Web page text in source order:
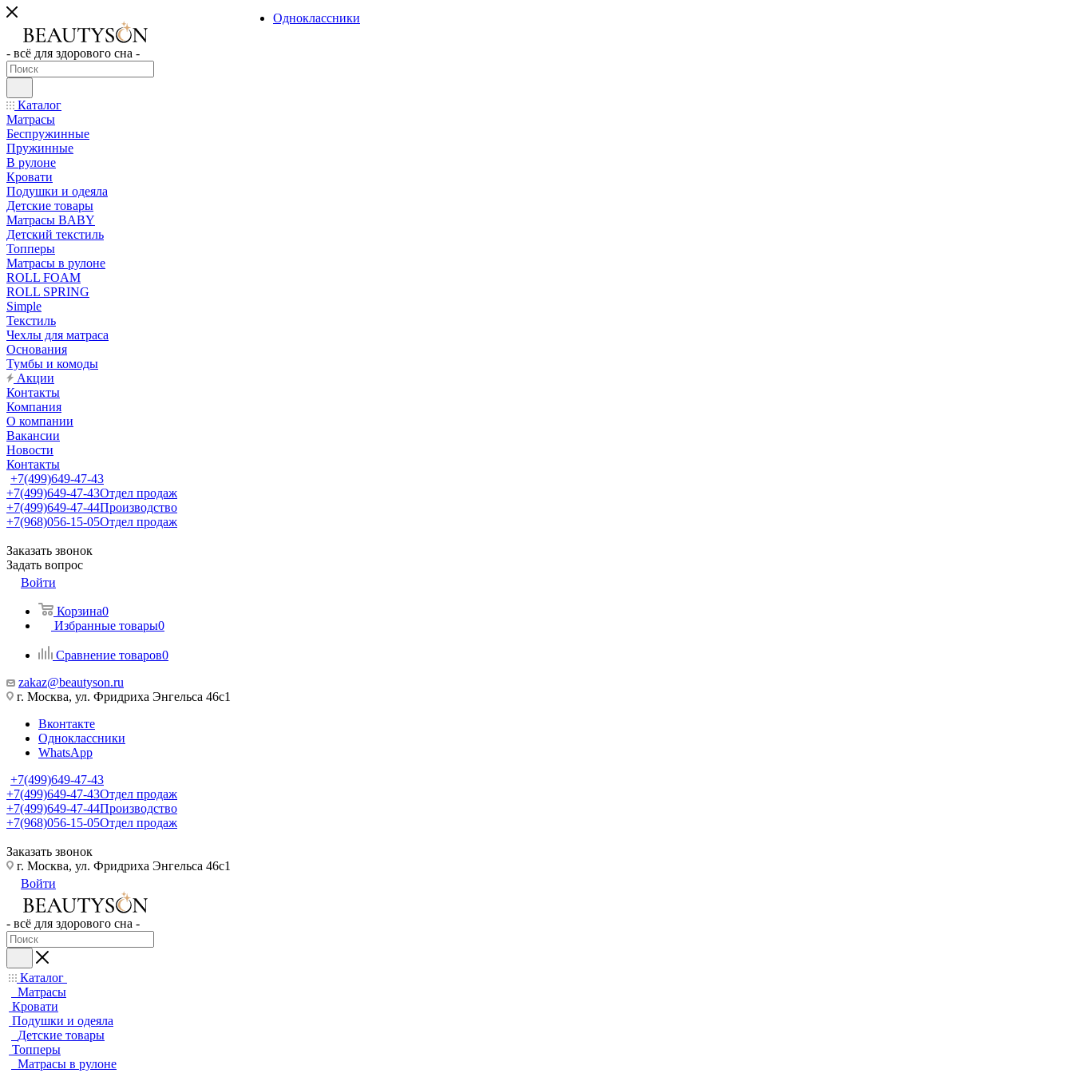
- всё для здорового сна -
Каталог
Матрасы
Беспружинные
Пружинные
В рулоне
Кровати
Подушки и одеяла
Детские товары
Матрасы BABY
Детский текстиль
Топперы
Матрасы в рулоне
ROLL FOAM
ROLL SPRING
Simple
Текстиль
Чехлы для матраса
Основания
Тумбы и комоды
Акции
Контакты
Компания
О компании
Вакансии
Новости
Контакты
+7(499)649-47-43
+7(499)649-47-43Отдел продаж
+7(499)649-47-44Производство
+7(968)056-15-05Отдел продаж
Заказать звонок
Задать вопрос
Войти
Корзина0
Избранные товары0
Сравнение товаров0
zakaz@beautyson.ru
г. Москва, ул. Фридриха Энгельса 46с1
Вконтакте
Одноклассники
WhatsApp
+7(499)649-47-43
+7(499)649-47-43Отдел продаж
+7(499)649-47-44Производство
+7(968)056-15-05Отдел продаж
Заказать звонок
Одноклассники
г. Москва, ул. Фридриха Энгельса 46с1
Войти
- всё для здорового сна -
Каталог
Матрасы
Кровати
Подушки и одеяла
Детские товары
Топперы
Матрасы в рулоне